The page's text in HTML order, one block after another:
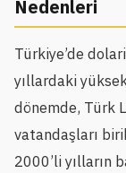
Nedenleri
Türkiye’de
yıllardaki
dönemde, Türk
vatandaşları
2000’li yılların